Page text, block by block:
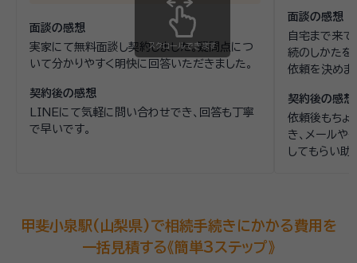
面談の感想
実家にて無料面談し契約しました。疑問点につ
いて分かりやすく明快に回答いただきました。
契約後の感想
LINEにて気軽に問い合わせでき、回答も丁寧
で早いです。
面談の感想
自宅まで来て
続のしかたを
依頼を決めま
契約後の感想
依頼後もちょ
き、メールや
してもらい助
スクロールできます
甲斐小泉駅(山梨県)で相続手続きにかかる費用を
一括見積する《簡単3ステップ》